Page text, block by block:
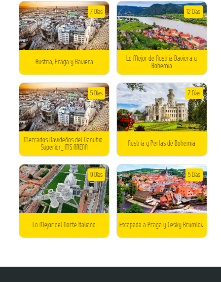
Austria, Praga y Baviera
7 Días
Lo Mejor de Austria Baviera y
Bohemia
12 Días
Mercados Navideños del Danubio_
Superior_ MS ARENA
5 Días
Austria y Perlas de Bohemia
7 Días
Lo Mejor del Norte Italiano
9 Días
Escapada a Praga y Cesky Krumlov
5 Días